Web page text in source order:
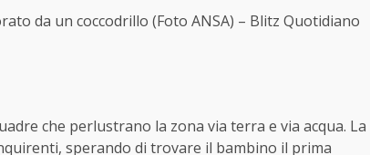
da un coccodrillo (Foto ANSA) – Blitz Quotidiano
che perlustrano la zona via terra e via acqua. La
sperando di trovare il bambino il prima